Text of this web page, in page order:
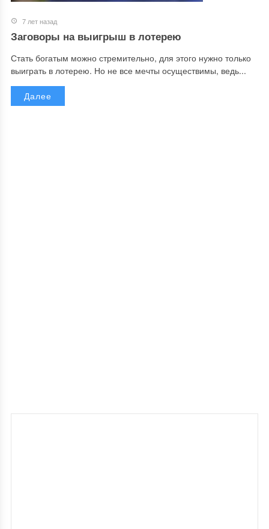
7 лет назад
Заговоры на выигрыш в лотерею
Стать богатым можно стремительно, для этого нужно только
выиграть в лотерею. Но не все мечты осуществимы, ведь...
Далее